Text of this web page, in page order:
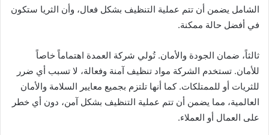
الشامل يضمن أن تتم عملية التنظيف بشكل فعال، وأن الثريا ستكون
في أفضل حالة ممكنة.
ثالثاً، ضمان الجودة والأمان. تُولي شركة العمدة اهتماماً خاصاً
للأمان. تستخدم الشركة مواد تنظيف آمنة وفعالة، لا تسبب أي ضرر
للثريات أو للممتلكات. كما أنها تلتزم بجميع معايير السلامة والأمان
العالمية، مما يضمن أن تتم عملية التنظيف بشكل آمن، دون أي خطر
على العمال أو العملاء.